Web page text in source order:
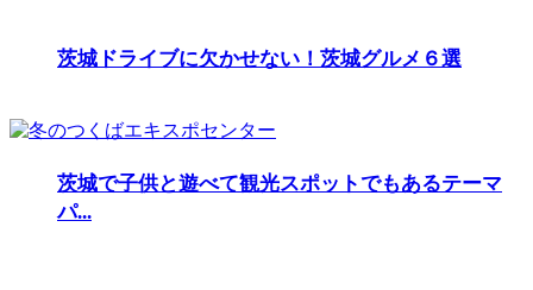
茨城ドライブに欠かせない！茨城グルメ６選
茨城で子供と遊べて観光スポットでもあるテーマ
パ...